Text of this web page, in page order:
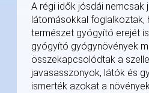
A régi idők jósdái nemcsak
látomásokkal foglalkoztak,
természet gyógyító erejét
gyógyító gyógynövények
összekapcsolódtak a
javasasszonyok, látók és
ismerték azokat a